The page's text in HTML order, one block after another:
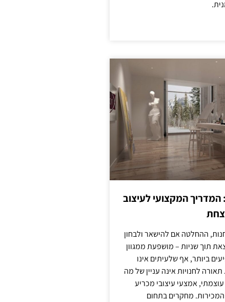
המדריך המקצועי לעיצוב
ההחלטה אם להישאר ולבחון
תוך שניות – מושפעת ממגוון
ביותר, אף שלעיתים אינו
לחנויות אינה עניין של מה
עוצמתי, אמצעי עיצובי מכריע
המכירות. מחקרים בתחום